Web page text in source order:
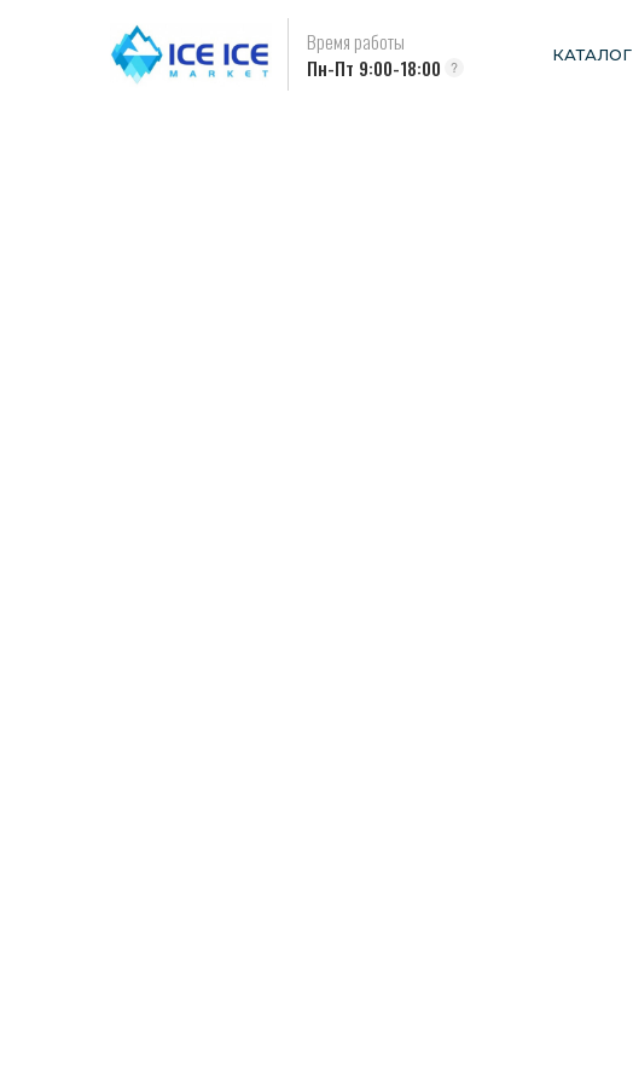
КАТАЛОГ
Пн-Пт 9:00-18:00
Время работы